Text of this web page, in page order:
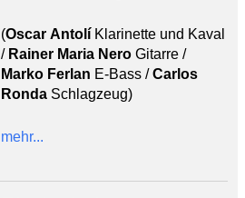
(Oscar Antolí Klarinette und Kaval
/ Rainer Maria NeroGitarre /
Marko Ferlan E-Bass /Carlos
RondaSchlagzeug)
mehr...